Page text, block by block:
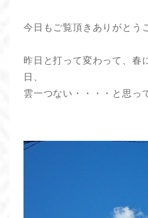
今日もご覧頂きありがとう
昨日と打って変わって、春
日、
雲一つない・・・・と思っ